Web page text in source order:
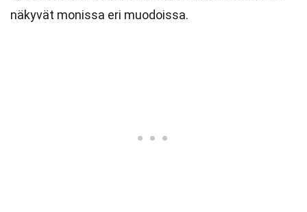
näkyvät monissa eri muodoissa.